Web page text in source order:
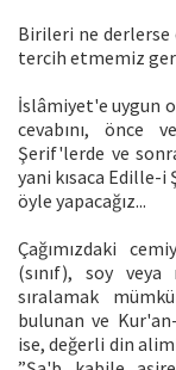
Birileri ne
tercih etmemiz
İslâmiyet'e uygun
cevabını, önce
Şerif'lerde ve
yani kısaca Edille-i
öyle yapacağız...
Çağımızdaki
(sınıf), soy
sıralamak
bulunan ve
ise, değerli din